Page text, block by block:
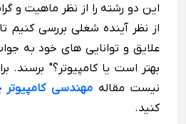
این دو رشته را از نظر ماهیت و
از نظر آینده شغلی بررسی کنیم
علایق و توانایی های خود به
بهتر است یا کامپیوتر؟" برسند.
نیست مقاله مهندسی
کنید.